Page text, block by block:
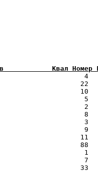
Квал
4
22
10
5
2
8
3
9
11
88
1
7
33